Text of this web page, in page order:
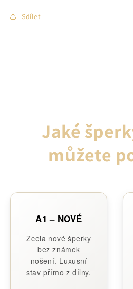
Sdílet
Jaké
můžete
A1 – NOVÉ
Zcela nové šperky
bez známek
nošení. Luxusní
stav přímo z dílny.